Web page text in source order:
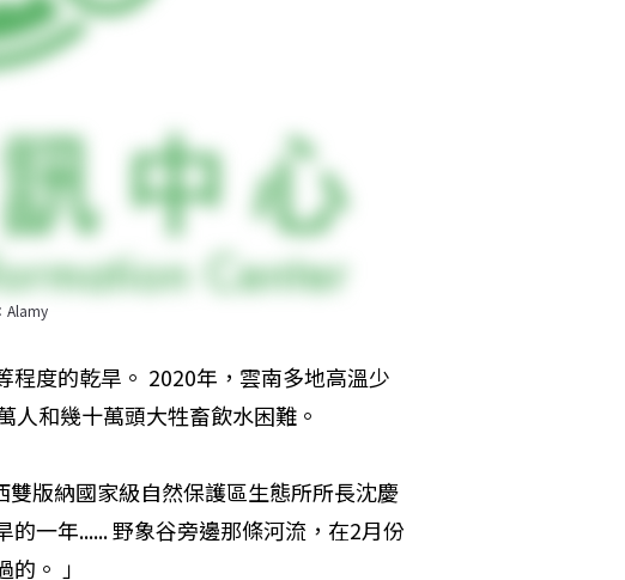
Alamy
度的乾旱。 2020年，雲南多地高溫少
人和幾十萬頭大牲畜飲水困難。
雙版納國家級自然保護區生態所所長沈慶
一年...... 野象谷旁邊那條河流，在2月份
。 」